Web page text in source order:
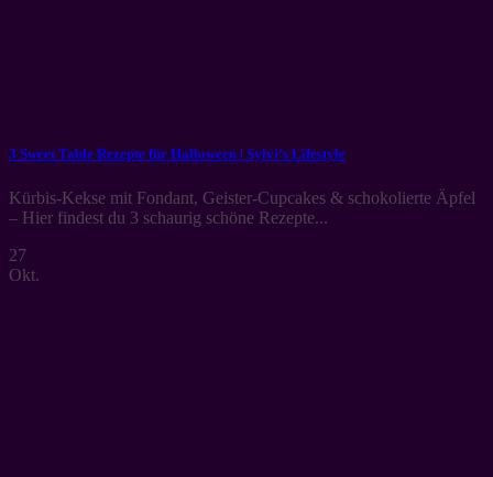
3 Sweet Table Rezepte für Halloween | Sylvi‘s Lifestyle
Kürbis-Kekse mit Fondant, Geister-Cupcakes & schokolierte Äpfel
– Hier findest du 3 schaurig schöne Rezepte...
27
Okt.